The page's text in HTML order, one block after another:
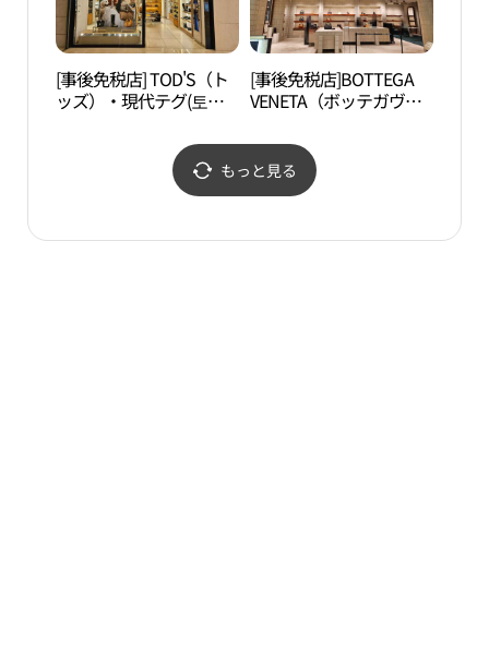
[事後免税店] TOD'S（ト
ッズ）・現代テグ(토즈
[事後免税店]BOTTEGA
VENETA（ボッテガヴェ
（大邱）(보테가베네타
현대백화점 더현대 대구)
もっと見る